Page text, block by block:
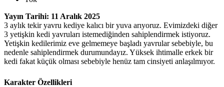
Yayın Tarihi: 11 Aralık 2025
3 aylık tekir yavru kediye kalıcı bir yuva arıyoruz. Evimizdeki diğer
3 yetişkin kedi yavruları istemediğinden sahiplendirmek istiyoruz.
Yetişkin kedilerimiz eve gelmemeye başladı yavrular sebebiyle, bu
nedenle sahiplendirmek durumundayız. Yüksek ihtimalle erkek bir
kedi fakat küçük olması sebebiyle henüz tam cinsiyeti anlaşılmıyor.
Karakter Özellikleri